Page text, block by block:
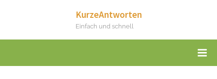
KurzeAntworten
Einfach und schnell